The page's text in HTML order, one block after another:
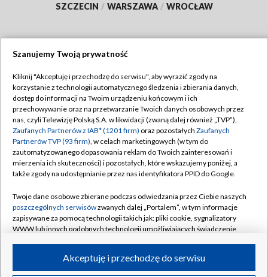
SZCZECIN / WARSZAWA / WROCŁAW
TVP
Abonament TVP
Emisja w TVP
Centrum informacji TVP
Naziemna Telewizja Cyfrowa
Rada Programowa
System NOS
Informacje o nadawcy
Program dla prasy
Regulamin TVP
Polityka prywatności
Moje zgody
Pomoc
Kontakt
Kanały
Szanujemy Twoją prywatność
Kliknij "Akceptuję i przechodzę do serwisu", aby wyrazić zgody na
korzystanie z technologii automatycznego śledzenia i zbierania danych,
dostęp do informacji na Twoim urządzeniu końcowym i ich
przechowywanie oraz na przetwarzanie Twoich danych osobowych przez
nas, czyli Telewizję Polską S.A. w likwidacji (zwaną dalej również „TVP”),
Zaufanych Partnerów z IAB* (1201 firm) oraz pozostałych Zaufanych
Partnerów TVP (93 firm), w celach marketingowych (w tym do
zautomatyzowanego dopasowania reklam do Twoich zainteresowań i
mierzenia ich skuteczności) i pozostałych, które wskazujemy poniżej, a
także zgody na udostępnianie przez nas identyfikatora PPID do Google.
Twoje dane osobowe zbierane podczas odwiedzania przez Ciebie naszych
poszczególnych serwisówzwanych dalej „Portalem”, w tym informacje
zapisywane za pomocą technologii takich jak: pliki cookie, sygnalizatory
WWW lub innych podobnych technologii umożliwiających świadczenie
ruchu w Internecie.Akceptuję i przechodzę do serwisu